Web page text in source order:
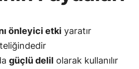
önleyici etki yaratır
güçlü delil olarak kullanılır